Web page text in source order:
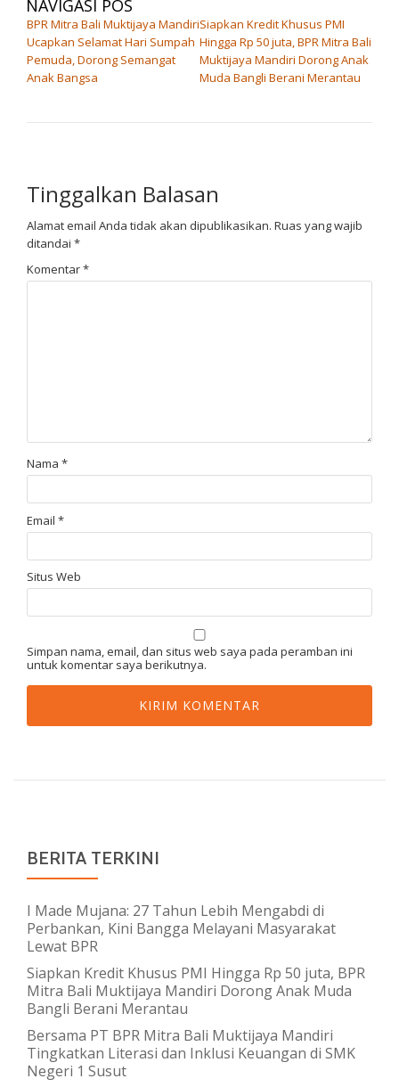
NAVIGASI POS
BPR Mitra Bali Muktijaya Mandiri
Ucapkan Selamat Hari Sumpah
Pemuda, Dorong Semangat
Anak Bangsa
Siapkan Kredit Khusus PMI
Hingga Rp 50 juta, BPR Mitra Bali
Muktijaya Mandiri Dorong Anak
Muda Bangli Berani Merantau
Tinggalkan Balasan
Alamat email Anda tidak akan dipublikasikan. Ruas yang wajib
ditandai *
Komentar*
Nama *
Email *
Situs Web
Simpan nama, email, dan situs web saya pada peramban ini
untuk komentar saya berikutnya.
BERITA TERKINI
I Made Mujana: 27 Tahun Lebih Mengabdi di
Perbankan, Kini Bangga Melayani Masyarakat
Lewat BPR
Siapkan Kredit Khusus PMI Hingga Rp 50 juta, BPR
Mitra Bali Muktijaya Mandiri Dorong Anak Muda
Bangli Berani Merantau
Bersama PT BPR Mitra Bali Muktijaya Mandiri
Tingkatkan Literasi dan Inklusi Keuangan di SMK
Negeri 1 Susut